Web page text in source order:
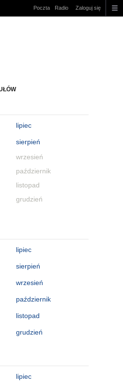
Poczta Radio Zaloguj się
lipiec
sierpień
wrzesień
październik
listopad
grudzień
lipiec
sierpień
wrzesień
październik
listopad
grudzień
lipiec